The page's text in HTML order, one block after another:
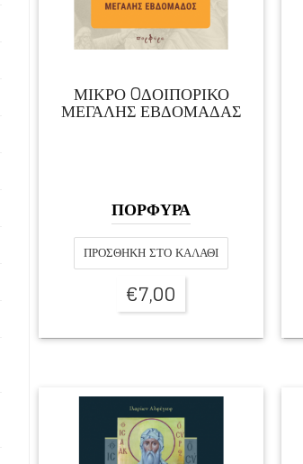
ΜΙΚΡΟ OΔΟΙΠΟΡΙΚΟ
ΜΕΓΑΛΗΣ ΕΒΔΟΜΑΔΑΣ
ΠΟΡΦΥΡΑ
ΠΡΟΣΘΉΚΗ ΣΤΟ ΚΑΛΆΘΙ
€7,00